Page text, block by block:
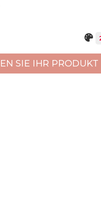
SIE IHR PRODUKT